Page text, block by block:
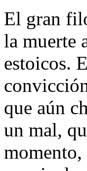
El gran
la muerte
estoicos.
que aún
un mal,
momento,